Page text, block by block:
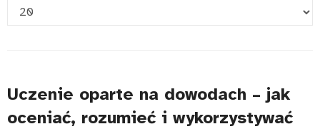
tytułu
Pokaż
Uczenie oparte na dowodach – jak
oceniać, rozumieć i wykorzystywać